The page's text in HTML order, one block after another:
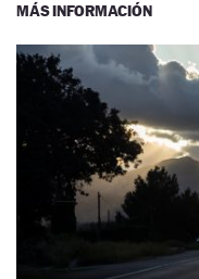
MÁS INFORMACIÓN